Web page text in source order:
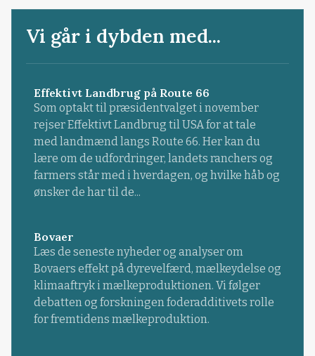
Vi går i dybden med...
Effektivt Landbrug på Route 66
Som optakt til præsidentvalget i november
rejser Effektivt Landbrug til USA for at tale
med landmænd langs Route 66. Her kan du
lære om de udfordringer, landets ranchers og
farmers står med i hverdagen, og hvilke håb og
ønsker de har til de...
Bovaer
Læs de seneste nyheder og analyser om
Bovaers effekt på dyrevelfærd, mælkeydelse og
klimaaftryk i mælkeproduktionen. Vi følger
debatten og forskningen foderadditivets rolle
for fremtidens mælkeproduktion.